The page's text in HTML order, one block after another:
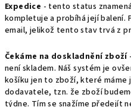
Expedice - tento status
kompletuje a probíhá její balení.
email, jelikož tento stav trvá z
Čekáme na doskladnění zboží
není skladem. Náš systém je
košíku jen to zboží, které máme
dodavatele, tzn. že zboží
týdne. Tím se snažíme předejít